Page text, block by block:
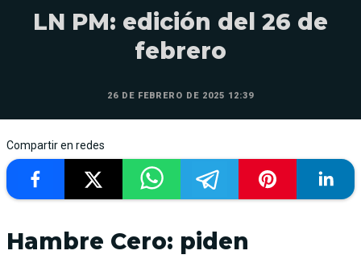
LN PM: edición del 26 de
febrero
26 DE FEBRERO DE 2025 12:39
Compartir en redes
Hambre Cero: piden